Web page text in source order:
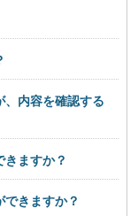
、内容を確認する
ますか？
きますか？